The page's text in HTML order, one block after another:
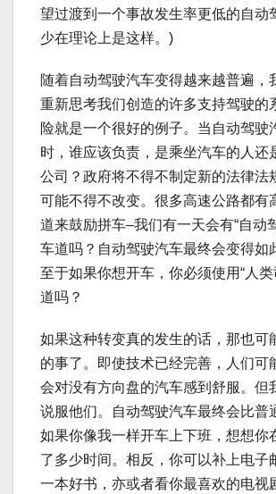
望过渡到一个事故发生率更低的自动
少在理论上是这样。)
随着自动驾驶汽车变得越来越普遍，
重新思考我们创造的许多支持驾驶的
险就是一个很好的例子。当自动驾驶
时，谁应该负责，是乘坐汽车的人还
公司？政府将不得不制定新的法律法
可能不得不改变。很多高速公路都有
道来鼓励拼车–我们有一天会有“自动
车道吗？自动驾驶汽车最终会变得如
至于如果你想开车，你必须使用“人类
道吗？
如果这种转变真的发生的话，那也可
的事了。即使技术已经完善，人们可
会对没有方向盘的汽车感到舒服。但
说服他们。自动驾驶汽车最终会比普
如果你像我一样开车上下班，想想你
了多少时间。相反，你可以补上电子
一本好书，亦或者看你最喜欢的电视